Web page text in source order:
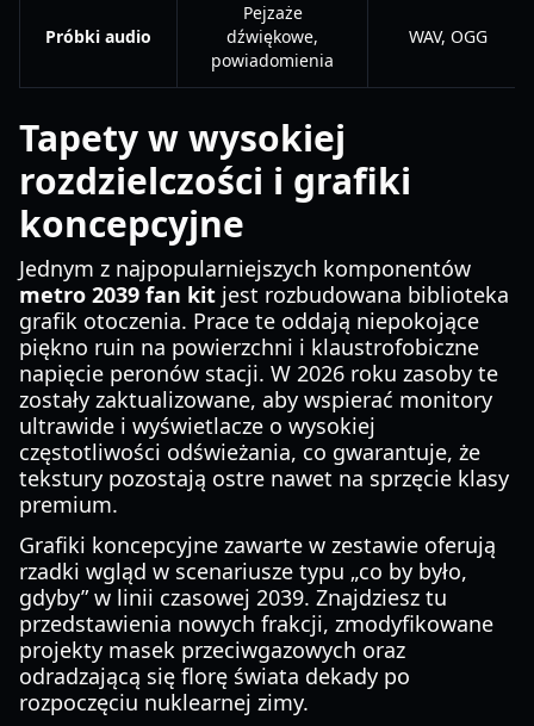
Próbki audio
Pejzaże
dźwiękowe,
powiadomienia
WAV, OGG
Tapety w wysokiej
rozdzielczości i grafiki
koncepcyjne
Jednym z najpopularniejszych komponentów
metro 2039 fan kit jest rozbudowana biblioteka
grafik otoczenia. Prace te oddają niepokojące
piękno ruin na powierzchni i klaustrofobiczne
napięcie peronów stacji. W 2026 roku zasoby te
zostały zaktualizowane, aby wspierać monitory
ultrawide i wyświetlacze o wysokiej
częstotliwości odświeżania, co gwarantuje, że
tekstury pozostają ostre nawet na sprzęcie klasy
premium.
Grafiki koncepcyjne zawarte w zestawie oferują
rzadki wgląd w scenariusze typu „co by było,
gdyby” w linii czasowej 2039. Znajdziesz tu
przedstawienia nowych frakcji, zmodyfikowane
projekty masek przeciwgazowych oraz
odradzającą się florę świata dekady po
rozpoczęciu nuklearnej zimy.